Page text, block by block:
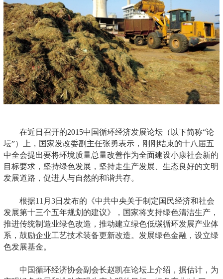
在近日召开的2015中国循环经济发展论坛（以下简称“论
坛”）上，国家发改委副主任张勇表示，刚刚结束的十八届五
中全会提出要将环境质量总量改善作为全面建设小康社会新的
目标要求，坚持绿色发展，坚持走生产发展、生态良好的文明
发展道路，促进人与自然的和谐共存。
根据11月3日发布的《中共中央关于制定国民经济和社会
发展第十三个五年规划的建议》，国家将支持绿色清洁生产，
推进传统制造业绿色改造，推动建立绿色低碳循环发展产业体
系，鼓励企业工艺技术装备更新改造。发展绿色金融，设立绿
色发展基金。
中国循环经济协会副会长赵凯在论坛上介绍，据估计，为